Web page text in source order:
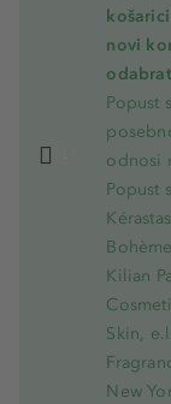
novi
Popust
odnosi
Popust
Kilian
Skin,
New